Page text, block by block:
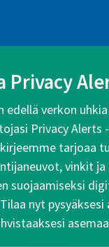
Privacy
edellä verkon
Privacy Alerts
tarjoaa
vinkit
suojaamiseksi
nyt pysyäksesi